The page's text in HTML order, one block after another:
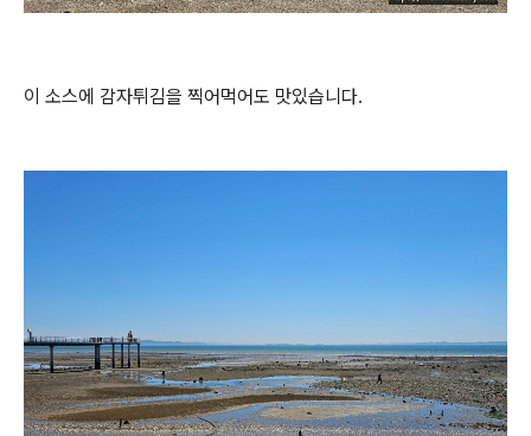
이 소스에 감자튀김을 찍어먹어도 맛있습니다.